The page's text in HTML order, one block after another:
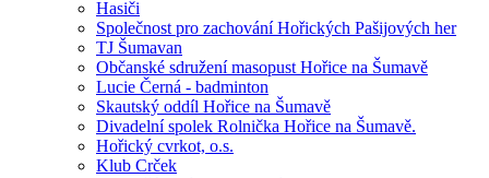
Hasiči
Společnost pro zachování Hořických Pašijových her
TJ Šumavan
Občanské sdružení masopust Hořice na Šumavě
Lucie Černá - badminton
Skautský oddíl Hořice na Šumavě
Divadelní spolek Rolnička Hořice na Šumavě.
Hořický cvrkot, o.s.
Klub Crček